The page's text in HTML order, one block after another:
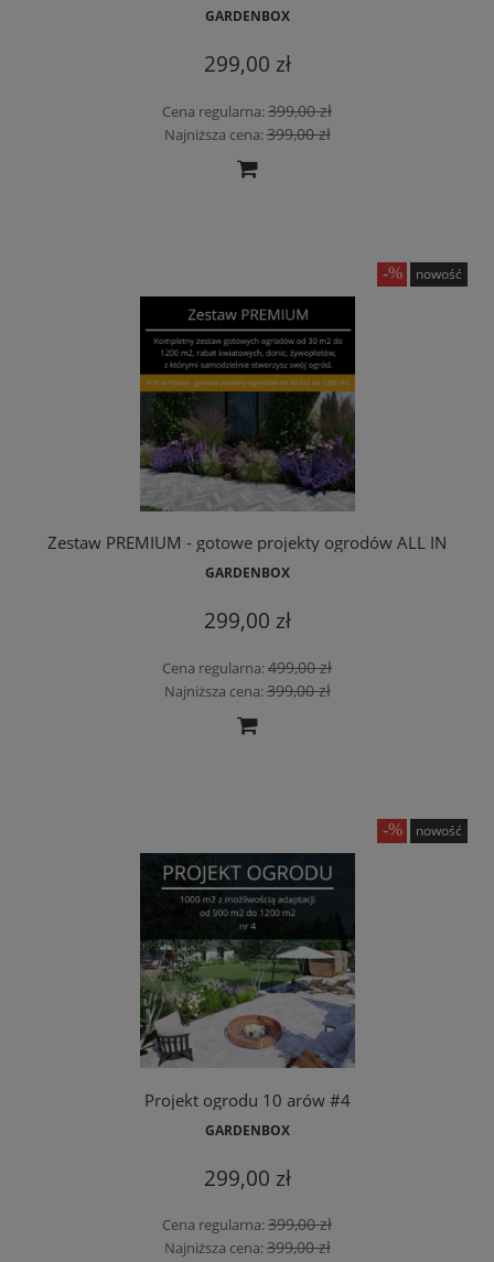
GARDENBOX
299,00 zł
Cena regularna:399,00 zł
Najniższa cena:399,00 zł
Zestaw PREMIUM - gotowe projekty ogrodów ALL IN
GARDENBOX
299,00 zł
Cena regularna:499,00 zł
Najniższa cena:399,00 zł
nowość
Projekt ogrodu 10 arów #4
GARDENBOX
299,00 zł
Cena regularna:399,00 zł
Najniższa cena:399,00 zł
nowość